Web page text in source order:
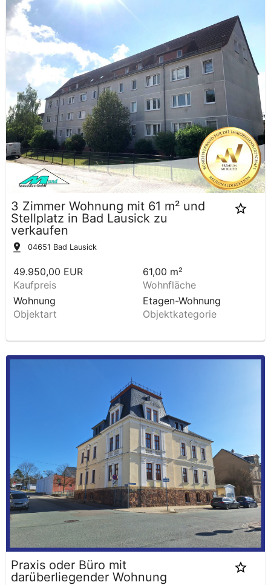
3 Zimmer Wohnung mit 61 m² und
Stellplatz in Bad Lausick zu
verkaufen
04651 Bad Lausick
49.950,00 EUR
Kaufpreis
61,00 m²
Wohnfläche
Wohnung
Objektart
Etagen-Wohnung
Objektkategorie
Praxis oder Büro mit
darüberliegender Wohnung